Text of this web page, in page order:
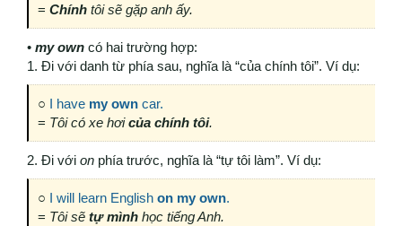
= Chính tôi sẽ gặp anh ấy.
• my own có hai trường hợp:
1. Đi với danh từ phía sau, nghĩa là “của chính tôi”. Ví dụ:
○ I have my own car.
= Tôi có xe hơicủa chính tôi.
2. Đi với on phía trước, nghĩa là “tự tôi làm”. Ví dụ:
○ I will learn English on my own.
= Tôi sẽ tự mình học tiếng Anh.